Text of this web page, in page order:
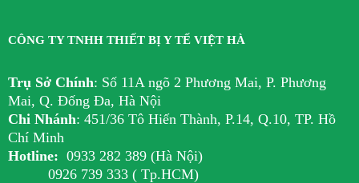
CÔNG TY TNHH THIẾT BỊ Y TẾ VIỆT HÀ
Trụ Sở Chính: Số 11A ngõ 2 Phương Mai, P. Phương
Mai, Q. Đống Đa, Hà Nội
Chi Nhánh: 451/36 Tô Hiến Thành, P.14, Q.10, TP. Hồ
Chí Minh
Hotline: 0933 282 389 (Hà Nội)
0926 739 333 ( Tp.HCM)